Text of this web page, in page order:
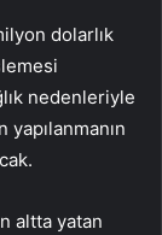
dolarlık
nedenleriyle
altta yatan